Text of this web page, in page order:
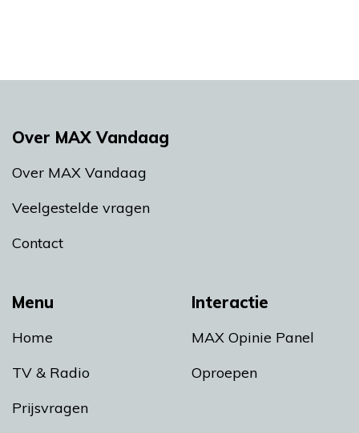
Menu
Home
TV & Radio
Prijsvragen
Interactie
MAX Opinie Panel
Oproepen
Over MAX Vandaag
Over MAX Vandaag
Veelgestelde vragen
Contact